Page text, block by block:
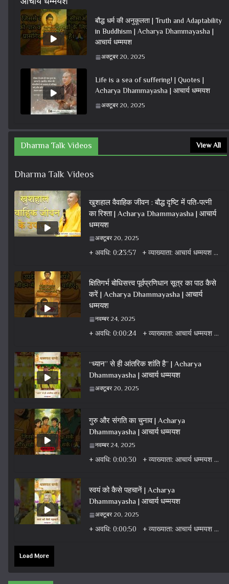
बौद्ध धर्म की अनुकूलता | Truth and Adaptability
in Buddhism | Acharya Dhammayasha |
आचार्य धम्मयश
अक्टूबर 20, 2025
Life is a sea of suffering! | Quotes |
Acharya Dhammayasha | आचार्य धम्मयश
अक्टूबर 20, 2025
Dharma Talk Videos View All
Dharma Talk Videos
खुशहाल वैवाहिक जीवन : बौद्ध दृष्टि में पति-पत्नी
का रिश्ता | Acharya Dhammayasha | आचार्य
धम्मयश
अक्टूबर 20, 2025
+ अवधि: 0:23:57 + व्याख्याता: आचार्य धम्मयश + वर्ग: वीडियो + विषय: धर्म वार्ता वीडियो + एल्बम: धर्म
क्षितिगर्भ बोधिसत्त्व पूर्वप्रणिधान सूत्र का पाठ कैसे
करें | Acharya Dhammayasha | आचार्य
धम्मयश
नवम्बर 24, 2025
+ अवधि: 0:00:24 + व्याख्याता: आचार्य धम्मयश + वर्ग: वीडियो + विषय: धर्म वार्ता वीडियो + एल्बम: धर्म
“ध्यान” से ही आंतरिक शांति है” | Acharya
Dhammayasha | आचार्य धम्मयश
अक्टूबर 20, 2025
गुरु और संगति का चुनाव | Acharya
Dhammayasha | आचार्य धम्मयश
नवम्बर 24, 2025
+ अवधि: 0:00:30 + व्याख्याता: आचार्य धम्मयश + वर्ग: वीडियो + विषय: धर्म वार्ता वीडियो + एल्बम: धर्म
स्वयं को कैसे पहचानें | Acharya
Dhammayasha | आचार्य धम्मयश
अक्टूबर 20, 2025
+ अवधि: 0:00:50 + व्याख्याता: आचार्य धम्मयश + वर्ग: वीडियो + विषय: धर्म वार्ता वीडियो + एल्बम: धर्म
Load More